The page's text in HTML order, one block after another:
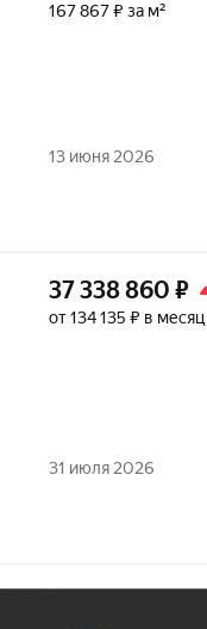
167 867 ₽ за м²
13 июня 2026
37 338 860 ₽
от 134 135 ₽ в месяц
31 июля 2026